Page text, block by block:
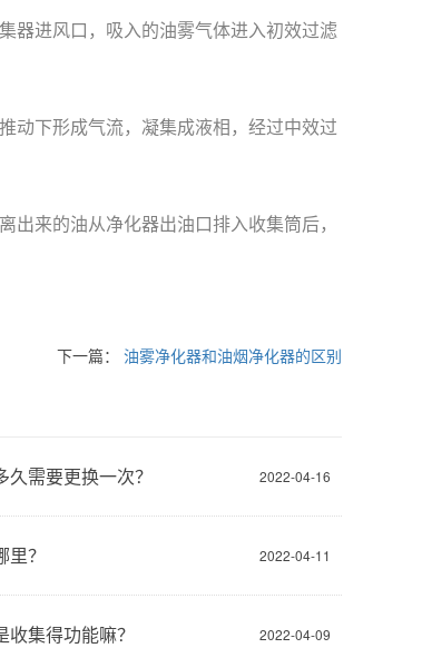
器进风口，吸入的油雾气体进入初效过滤
动下形成气流，凝集成液相，经过中效过
来的油从净化器出油口排入收集筒后，
下一篇： 油雾净化器和油烟净化器的区别
2022-04-16
需要更换一次？
2022-04-11
？
2022-04-09
集得功能嘛？